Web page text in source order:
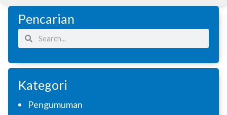
Pencarian
SearchSearch
Kategori
Pengumuman